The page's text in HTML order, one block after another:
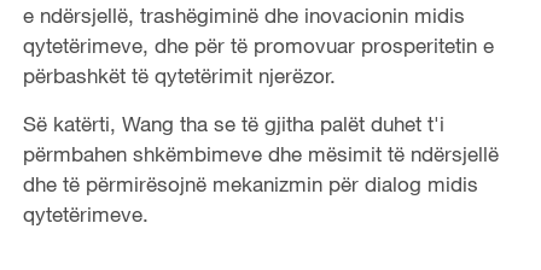
e ndërsjellë, trashëgiminë dhe inovacionin midis
qytetërimeve, dhe për të promovuar prosperitetin e
përbashkët të qytetërimit njerëzor.
Së katërti, Wang tha se të gjitha palët duhet t'i
përmbahen shkëmbimeve dhe mësimit të ndërsjellë
dhe të përmirësojnë mekanizmin për dialog midis
qytetërimeve.